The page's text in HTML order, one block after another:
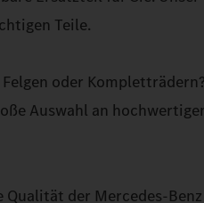
Teile.
oder
Auswahl an
der Mercedes-